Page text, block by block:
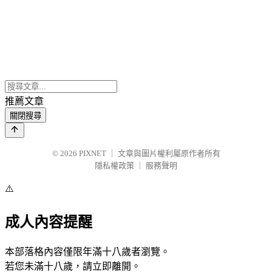
推薦文章
關閉搜尋
© 2026 PIXNET
文章與圖片權利屬原作者所有
隱私權政策
服務聲明
⚠️
成人內容提醒
本部落格內容僅限年滿十八歲者瀏覽。
若您未滿十八歲，請立即離開。